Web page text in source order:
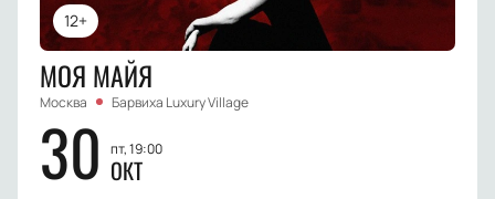
12+
МОЯ МАЙЯ
Москва Барвиха Luxury Village
30 пт, 19:00
ОКТ